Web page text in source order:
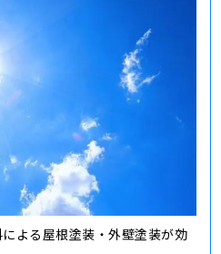
よる屋根塗装・外壁塗装が効